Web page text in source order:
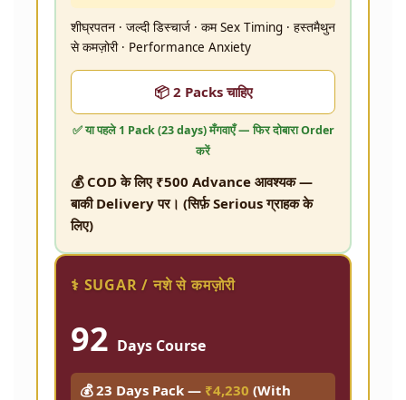
शीघ्रपतन · जल्दी डिस्चार्ज · कम Sex Timing · हस्तमैथुन
से कमज़ोरी · Performance Anxiety
📦 2 Packs चाहिए
✅ या पहले1 Pack (23 days)मँगवाएँ — फिर दोबारा Order
करें
💰 COD के लिए ₹500 Advance आवश्यक —
बाकी Delivery पर। (सिर्फ़ Serious ग्राहक के
लिए)
⚕️ SUGAR / नशे से कमज़ोरी
92 Days Course
💰 23 Days Pack — ₹4,230 (With